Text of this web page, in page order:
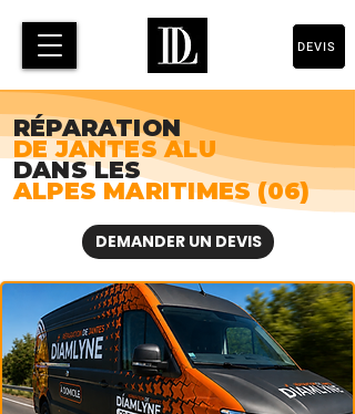
DEVIS
RÉPARATION
DE JANTES ALU
DANS LES
ALPES MARITIMES (06)
DEMANDER UN DEVIS